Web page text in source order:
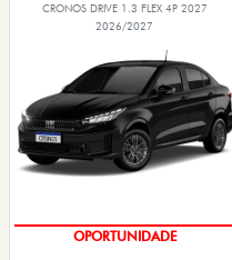
CRONOS DRIVE 1.3 FLEX 4P 2027
2026/2027
PREÇOS REDUZIDOS